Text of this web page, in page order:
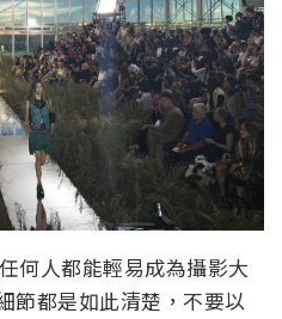
何人都能輕易成為攝影大
節都是如此清楚，不要以